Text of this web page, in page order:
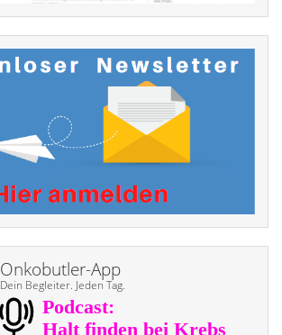
Onkobutler-App
Dein Begleiter. Jeden Tag.